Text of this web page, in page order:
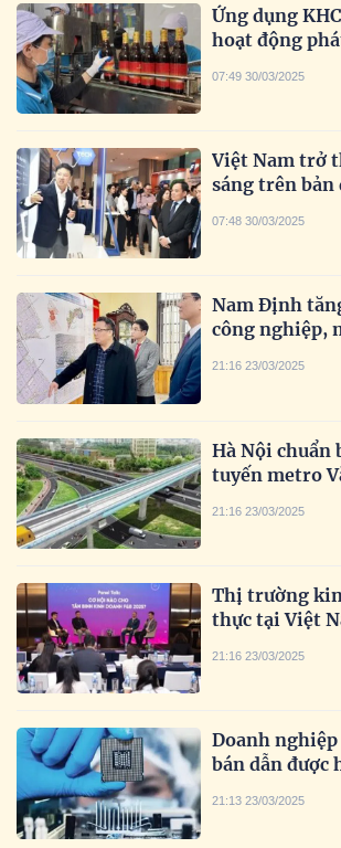
Ứng dụng
hoạt động
07:49 30/03/2025
Việt Nam trở
sáng trên bản
07:48 30/03/2025
Nam Định
công nghiệp,
21:16 23/03/2025
Hà Nội chuẩn
tuyến metro
21:16 23/03/2025
Thị trường
thực tại Việt
21:16 23/03/2025
Doanh
bán dẫn được
21:13 23/03/2025